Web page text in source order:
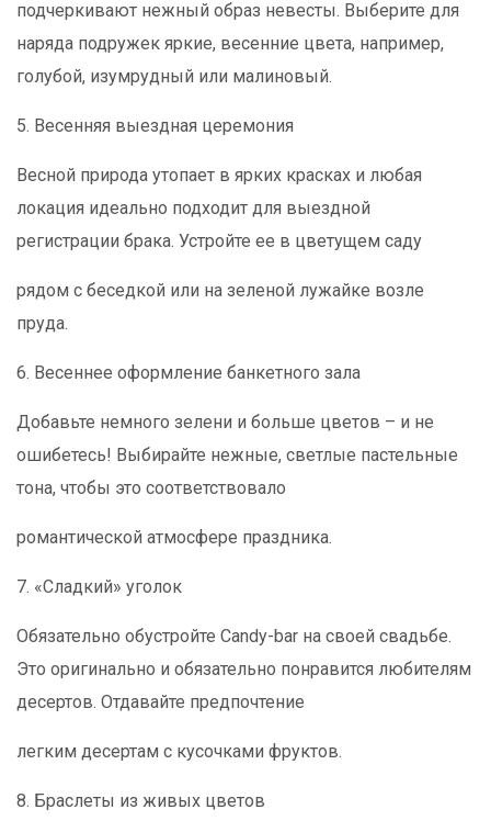
подчеркивают нежный образ невесты. Выберите для
наряда подружек яркие, весенние цвета, например,
голубой, изумрудный или малиновый.
5. Весенняя выездная церемония
Весной природа утопает в ярких красках и любая
локация идеально подходит для выездной
регистрации брака. Устройте ее в цветущем саду
рядом с беседкой или на зеленой лужайке возле
пруда.
6. Весеннее оформление банкетного зала
Добавьте немного зелени и больше цветов – и не
ошибетесь! Выбирайте нежные, светлые пастельные
тона, чтобы это соответствовало
романтической атмосфере праздника.
7. «Сладкий» уголок
Обязательно обустройте Candy-bar на своей свадьбе.
Это оригинально и обязательно понравится любителям
десертов. Отдавайте предпочтение
легким десертам с кусочками фруктов.
8. Браслеты из живых цветов